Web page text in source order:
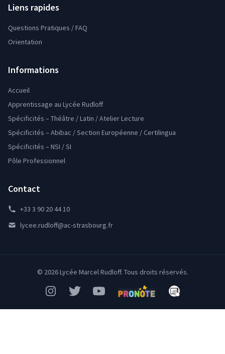
Liens rapides
Questions Pratiques / FAQ
Orientation
Informations
Accueil
Apprentissage au Lycée Rudloff
Spécificités – Théâtre / Latin / Atelier Lecture
Spécificités – Abibac / Section Européenne / Certilingua
Spécificités – NSI / SI
Pôle Professionnel
Contact
+33 3 90 20 44 10
lycee.rudloff@ac-strasbourg.fr
© 2026 Lycée Marcel Rudloff. Tous droits réservés.
InstagramTwitterYouTubePronote Mon Bureau